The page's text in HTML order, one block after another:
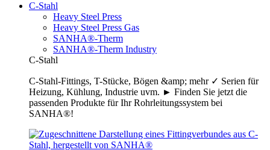
C-Stahl
Heavy Steel Press
Heavy Steel Press Gas
SANHA®-Therm
SANHA®-Therm Industry
C-Stahl
C-Stahl-Fittings, T-Stücke, Bögen &amp; mehr ✓ Serien für
Heizung, Kühlung, Industrie uvm. ► Finden Sie jetzt die
passenden Produkte für Ihr Rohrleitungssystem bei
SANHA®!